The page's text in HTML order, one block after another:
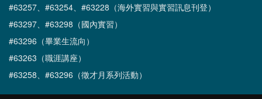
#63257、#63254、#63228（海外實習與實習訊息刊登）
#63297、#63298（國內實習）
#63296（畢業生流向）
#63263（職涯講座）
#63258、#63296（徵才月系列活動）